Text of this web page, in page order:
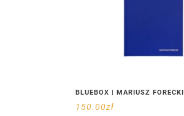
BLUEBOX | MARIUSZ FORECKI
150.00zł